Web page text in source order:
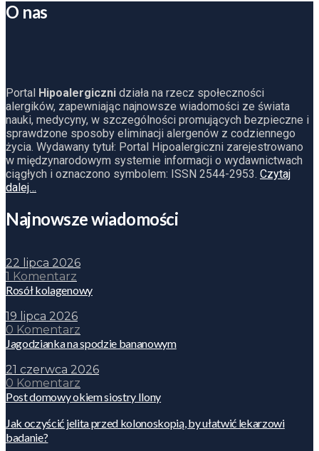
O nas
Portal Hipoalergiczni działa na rzecz społeczności
alergików, zapewniając najnowsze wiadomości ze świata
nauki, medycyny, w szczególności promujących bezpieczne i
sprawdzone sposoby eliminacji alergenów z codziennego
życia. Wydawany tytuł: Portal Hipoalergiczni zarejestrowano
w międzynarodowym systemie informacji o wydawnictwach
ciągłych i oznaczono symbolem: ISSN 2544-2953. Czytaj
dalej…
Najnowsze wiadomości
22 lipca 2026
1 Komentarz
Rosół kolagenowy
19 lipca 2026
0 Komentarz
Jagodzianka na spodzie bananowym
21 czerwca 2026
0 Komentarz
Post domowy okiem siostry Ilony
Jak oczyścić jelita przed kolonoskopią, by ułatwić lekarzowi
badanie?